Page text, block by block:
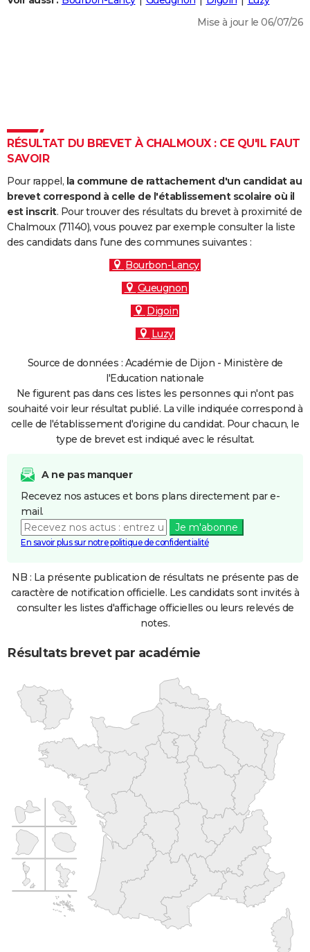
DICTIONNAIRE
Dictionnaire
Biographies
Citations
Expressions
Proverbes
PROGRAMME TV
COPAINS D'AVANT
S'inscrire
Se connecter
Lycées
Collèges
Primaires
Universités
Entreprises
Service militaire
Avis de recherche
AVIS DE DÉCÈS
FORUM
Mise à jour le 06/07/26
RÉSULTAT DU BREVET À CHALMOUX : CE QU'IL FAUT
SAVOIR
Pour rappel, la commune de rattachement d'un candidat au
brevet correspond à celle de l'établissement scolaire où il
est inscrit. Pour trouver des résultats du brevet à proximité de
Chalmoux (71140), vous pouvez par exemple consulter la liste
des candidats dans l'une des communes suivantes :
Bourbon-Lancy
Gueugnon
Digoin
Luzy
Source de données : Académie de Dijon - Ministère de
l'Education nationale
Ne figurent pas dans ces listes les personnes qui n'ont pas
souhaité voir leur résultat publié. La ville indiquée correspond à
celle de l'établissement d'origine du candidat. Pour chacun, le
type de brevet est indiqué avec le résultat.
A ne pas manquer
Recevez nos astuces et bons plans directement par e-
mail.
Je m'abonne
En savoir plus sur notre politique de confidentialité
NB : La présente publication de résultats ne présente pas de
caractère de notification officielle. Les candidats sont invités à
consulter les listes d'affichage officielles ou leurs relevés de
notes.
Résultats brevet par académie